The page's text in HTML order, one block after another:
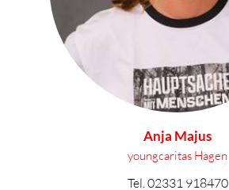
Anja Majus
youngcaritas Hagen
Tel.02331 918470